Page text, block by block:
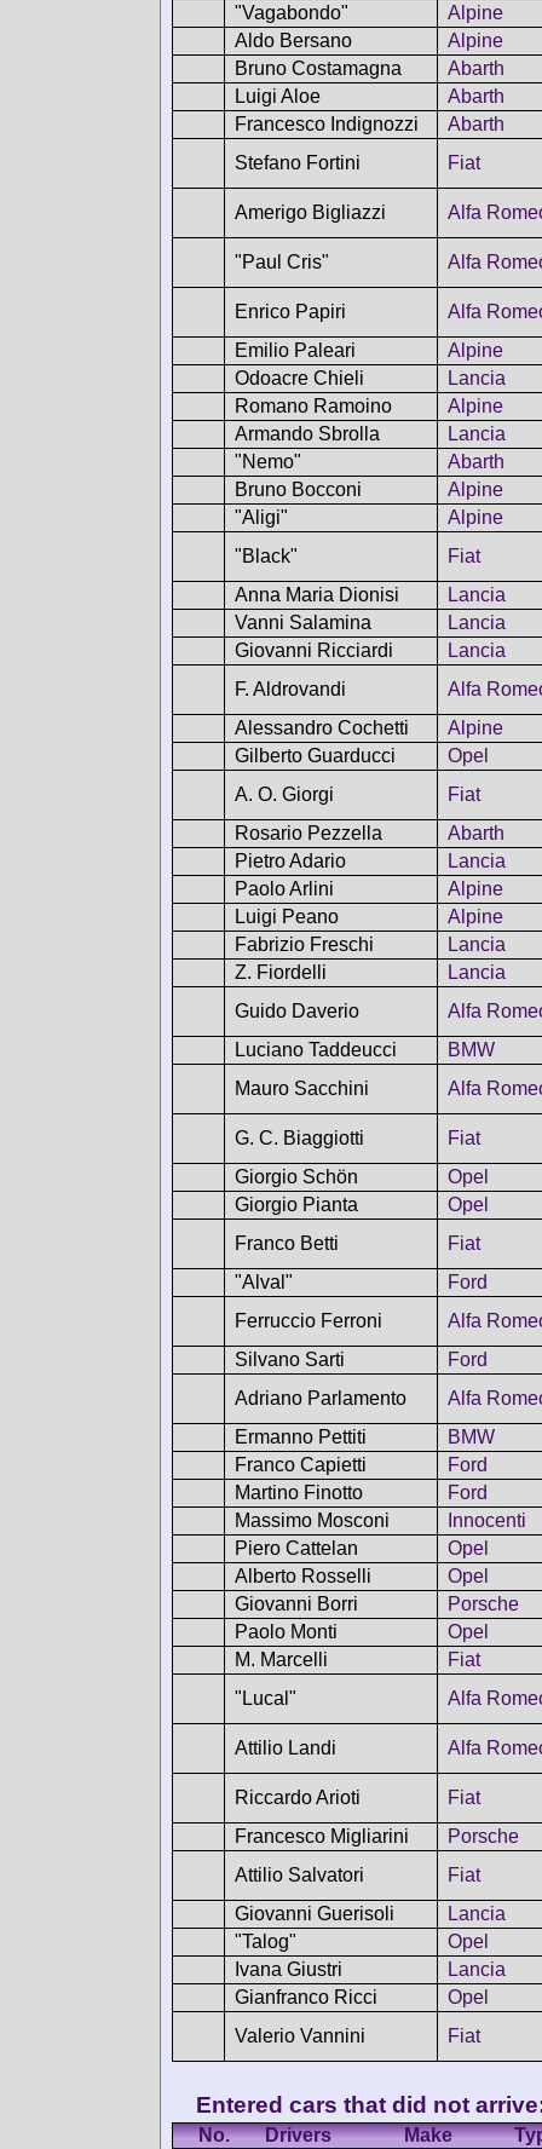
"Vagabondo"
Alpine
Aldo Bersano
Alpine
Bruno Costamagna
Abarth
Luigi Aloe
Abarth
Francesco Indignozzi
Abarth
Stefano Fortini
Fiat
Amerigo Bigliazzi Alfa
"Paul Cris" Alfa
Enrico Papiri
Alfa
Emilio Paleari
Alpine
Odoacre Chieli
Lancia
Romano Ramoino
Alpine
Armando Sbrolla
Lancia
"Nemo"
Abarth
Bruno Bocconi
Alpine
"Aligi"
Alpine
"Black"
Fiat
Anna Maria Dionisi
Lancia
Vanni Salamina
Lancia
Giovanni Ricciardi
Lancia
F. Aldrovandi
Alfa
Alessandro Cochetti
Alpine
Gilberto Guarducci
Opel
A. O. Giorgi
Fiat
Rosario Pezzella
Abarth
Pietro Adario
Lancia
Paolo Arlini
Alpine
Luigi Peano
Alpine
Fabrizio Freschi
Lancia
Z. Fiordelli
Lancia
Guido Daverio
Alfa
Luciano Taddeucci
BMW
Mauro Sacchini
Alfa
G. C. Biaggiotti
Fiat
Giorgio Schön
Opel
Giorgio Pianta
Opel
Franco Betti
Fiat
"Alval"
Ford
Ferruccio Ferroni
Alfa
Silvano Sarti
Ford
Adriano Parlamento
Alfa
Ermanno Pettiti
BMW
Franco Capietti
Ford
Martino Finotto
Ford
Massimo Mosconi
Innocenti
Piero Cattelan
Opel
Alberto Rosselli
Opel
Giovanni Borri
Porsche
Paolo Monti
Opel
M. Marcelli
Fiat
"Lucal"
Alfa
Attilio Landi Alfa
Riccardo Arioti
Fiat
Francesco Migliarini
Porsche
Attilio Salvatori
Fiat
Giovanni Guerisoli
Lancia
"Talog"
Opel
Ivana Giustri
Lancia
Gianfranco Ricci
Opel
Valerio Vannini
Fiat
Entered cars that did not
No. Drivers Make